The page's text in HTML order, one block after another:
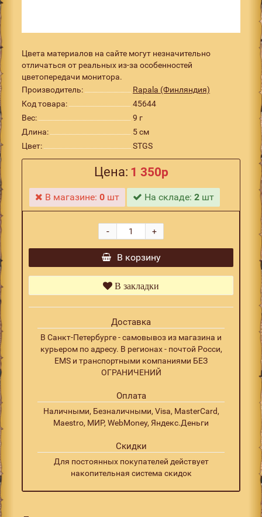
Цвета материалов на сайте могут незначительно
отличаться от реальных из-за особенностей
цветопередачи монитора.
Производитель:
Rapala (Финляндия)
Код товара:
45644
Вес:
9 г
Длина:
5 см
Цвет:
STGS
Цена: 1 350р
В магазине:0 шт На складе:2 шт
+
-
В корзину
В закладки
Доставка
В Санкт-Петербурге - самовывоз из магазина и
курьером по адресу. В регионах - почтой Росси,
EMS и транспортными компаниями БЕЗ
ОГРАНИЧЕНИЙ
Оплата
Наличными, Безналичными, Visa, MasterCard,
Maestro, МИР, WebMoney, Яндекс.Деньги
Скидки
Для постоянных покупателей действует
накопительная система скидок